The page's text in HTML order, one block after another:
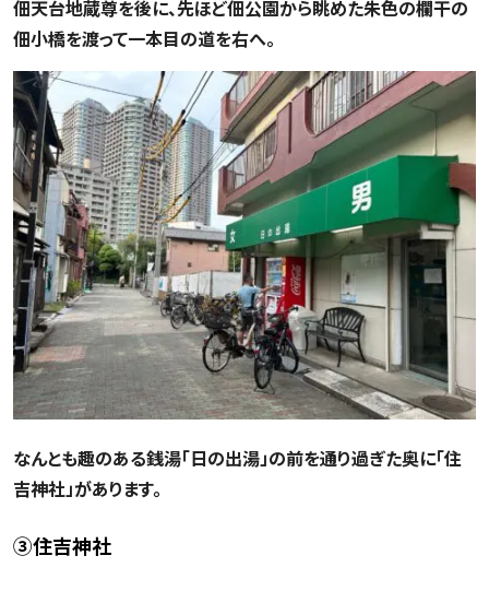
佃天台地蔵尊を後に、先ほど佃公園から眺めた朱色の欄干の
佃小橋を渡って一本目の道を右へ。
なんとも趣のある銭湯「日の出湯」の前を通り過ぎた奥に「住
吉神社」があります。
③住吉神社